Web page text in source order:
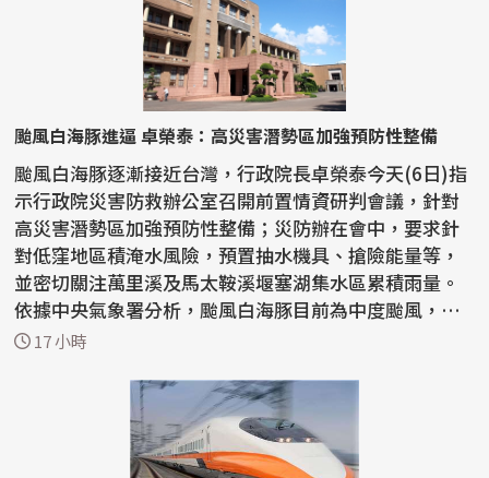
颱風白海豚進逼 卓榮泰：高災害潛勢區加強預防性整備
颱風白海豚逐漸接近台灣，行政院長卓榮泰今天(6日)指
示行政院災害防救辦公室召開前置情資研判會議，針對
高災害潛勢區加強預防性整備；災防辦在會中，要求針
對低窪地區積淹水風險，預置抽水機具、搶險能量等，
並密切關注萬里溪及馬太鞍溪堰塞湖集水區累積雨量。
依據中央氣象署分析，颱風白海豚目前為中度颱風，預
計7日...
17 小時